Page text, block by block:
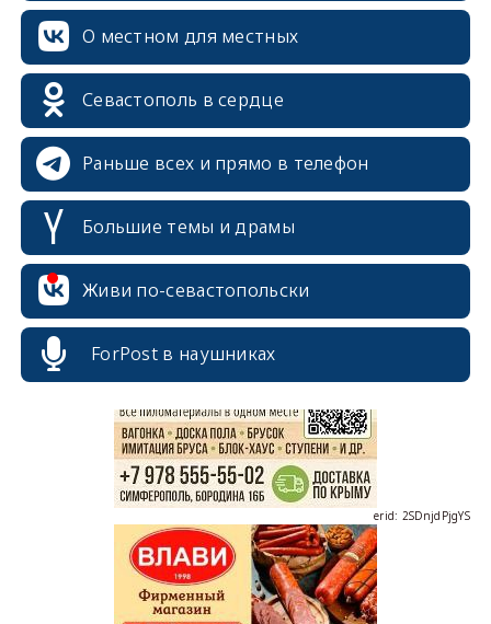
О местном для местных
Севастополь в сердце
Раньше всех и прямо в телефон
Большие темы и драмы
Живи по-севастопольски
ForPost в наушниках
erid: 2SDnjdPjgYS
erid: 2SDnjdvhGXG